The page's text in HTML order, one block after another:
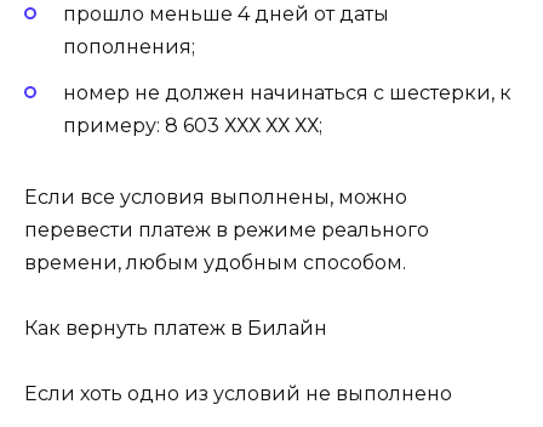
прошло меньше 4 дней от даты
пополнения;
номер не должен начинаться с шестерки, к
примеру: 8 603 ХХХ ХХ ХХ;
Если все условия выполнены, можно
перевести платеж в режиме реального
времени, любым удобным способом.
Как вернуть платеж в Билайн
Если хоть одно из условий не выполнено